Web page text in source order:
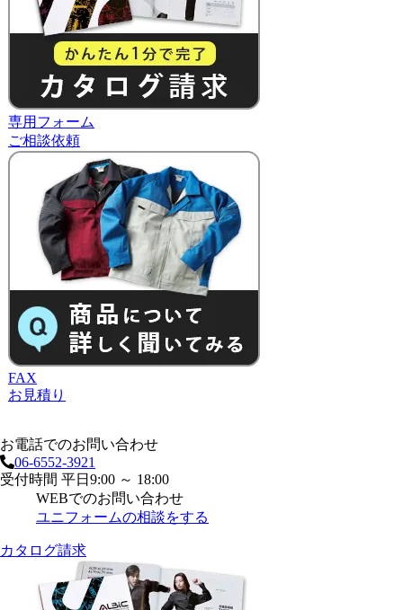
専用フォーム
ご相談依頼
FAX
お見積り
お電話でのお問い合わせ
06-6552-3921
受付時間 平日9:00 ～ 18:00
WEBでのお問い合わせ
ユニフォームの相談をする
カタログ請求